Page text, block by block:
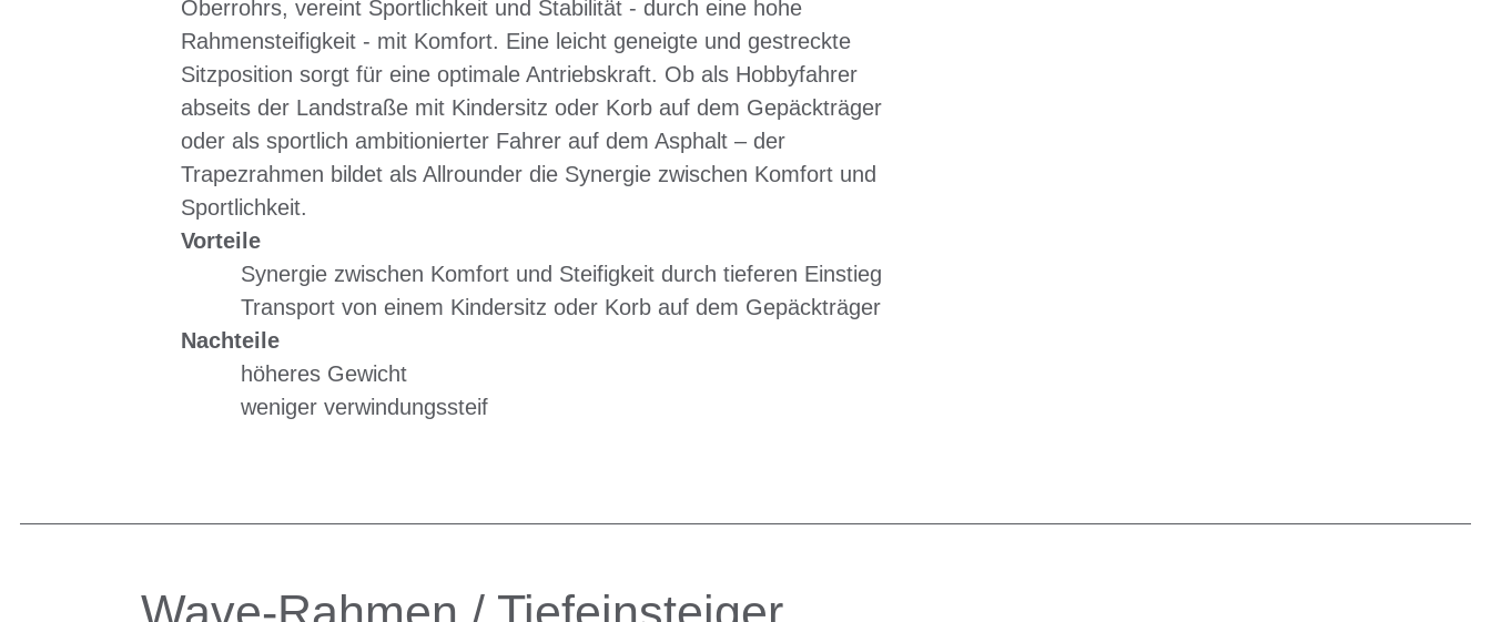
Oberrohrs, vereint Sportlichkeit und Stabilität - durch eine hohe
Rahmensteifigkeit - mit Komfort. Eine leicht geneigte und gestreckte
Sitzposition sorgt für eine optimale Antriebskraft. Ob als Hobbyfahrer
abseits der Landstraße mit Kindersitz oder Korb auf dem Gepäckträger
oder als sportlich ambitionierter Fahrer auf dem Asphalt – der
Trapezrahmen bildet als Allrounder die Synergie zwischen Komfort und
Sportlichkeit.
Vorteile
Synergie zwischen Komfort und Steifigkeit durch tieferen Einstieg
Transport von einem Kindersitz oder Korb auf dem Gepäckträger
Nachteile
höheres Gewicht
weniger verwindungssteif